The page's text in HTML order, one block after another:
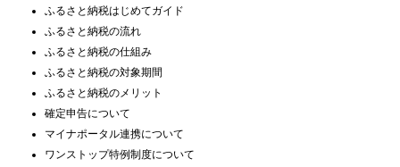
ふるさと納税はじめてガイド
ふるさと納税の流れ
ふるさと納税の仕組み
ふるさと納税の対象期間
ふるさと納税のメリット
確定申告について
マイナポータル連携について
ワンストップ特例制度について